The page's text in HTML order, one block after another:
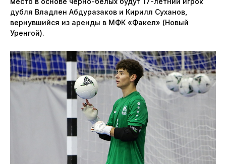
дубля Владлен Абдуразаков и Кирилл Суханов,
вернувшийся из аренды в МФК «Факел» (Новый
Уренгой).